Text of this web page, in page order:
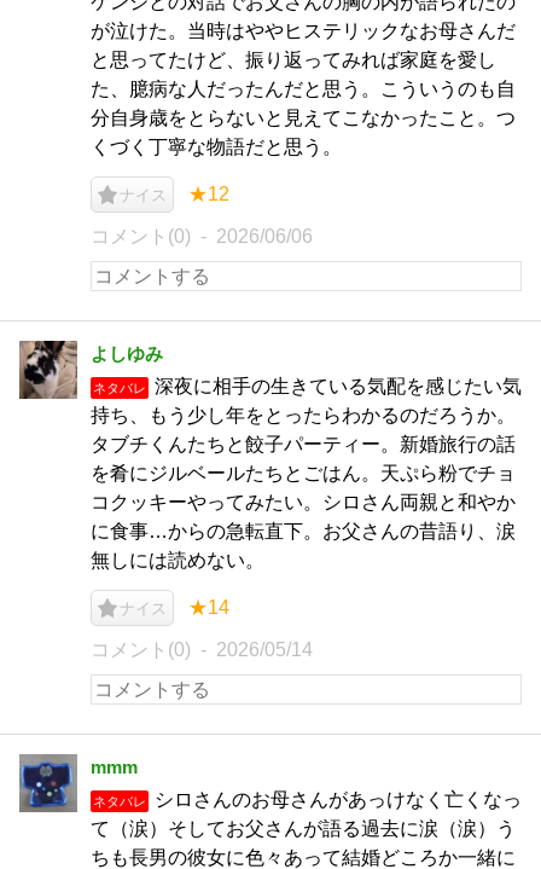
が泣けた。当時はややヒステリックなお母さんだ
と思ってたけど、振り返ってみれば家庭を愛し
た、臆病な人だったんだと思う。こういうのも自
分自身歳をとらないと見えてこなかったこと。つ
くづく丁寧な物語だと思う。
ナイス ★12
コメント(0) 2026/06/06
よしゆみ
ネタバレ
深夜に相手の生きている気配を感じたい気
持ち、もう少し年をとったらわかるのだろうか。
タブチくんたちと餃子パーティー。新婚旅行の話
を肴にジルベールたちとごはん。天ぷら粉でチョ
コクッキーやってみたい。シロさん両親と和やか
に食事…からの急転直下。お父さんの昔語り、涙
無しには読めない。
ナイス ★14
コメント(0) 2026/05/14
mmm
ネタバレ
シロさんのお母さんがあっけなく亡くなっ
て（涙）そしてお父さんが語る過去に涙（涙）う
ちも長男の彼女に色々あって結婚どころか一緒に